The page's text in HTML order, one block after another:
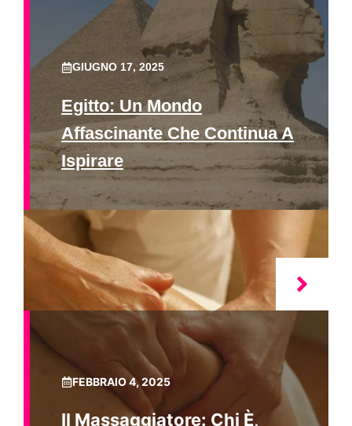
GIUGNO 17, 2025
Egitto: Un Mondo
Affascinante Che Continua A
Ispirare
FEBBRAIO 4, 2025
Il Massaggiatore: Chi È,